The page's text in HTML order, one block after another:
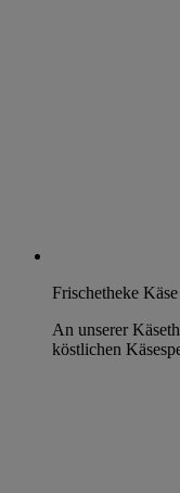
Frischetheke Käse
An unserer
köstlichen